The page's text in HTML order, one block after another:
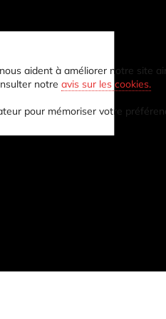
aident à améliorer notre site
notre avis sur les cookies.
pour mémoriser votre